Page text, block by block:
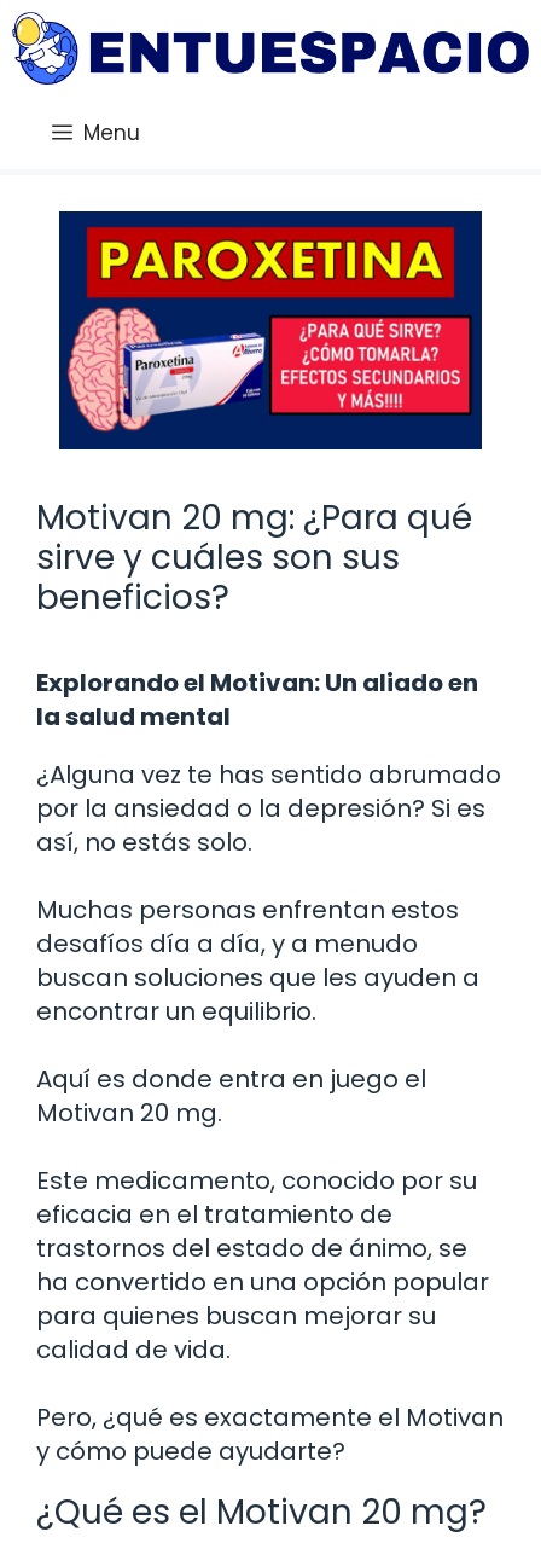
Saltar
al
contenido
Menu
Motivan 20 mg: ¿Para qué
sirve y cuáles son sus
beneficios?
Explorando el Motivan: Un aliado en
la salud mental
¿Alguna vez te has sentido abrumado
por la ansiedad o la depresión? Si es
así, no estás solo.
Muchas personas enfrentan estos
desafíos día a día, y a menudo
buscan soluciones que les ayuden a
encontrar un equilibrio.
Aquí es donde entra en juego el
Motivan 20 mg.
Este medicamento, conocido por su
eficacia en el tratamiento de
trastornos del estado de ánimo, se
ha convertido en una opción popular
para quienes buscan mejorar su
calidad de vida.
Pero, ¿qué es exactamente el Motivan
y cómo puede ayudarte?
¿Qué es el Motivan 20 mg?